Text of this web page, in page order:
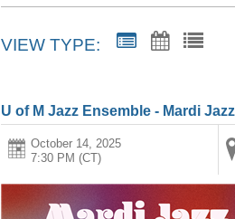
VIEW TYPE:
U of M Jazz Ensemble - Mardi Jazz
October 14, 2025
7:30 PM (CT)